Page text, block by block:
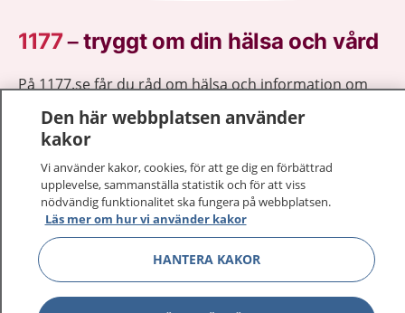
1177–tryggt om din hälsa och vård
På 1177.se får du råd om hälsa och information om
sjukdomar och vilka mottagningar du kan kontakta.
Logga in för att läsa din journal och göra dina
vårdärenden. Ring telefonnummer 1177 för
sjukvårdsrådgivning dygnet runt.
1177 ger dig råd när du vill må bättre.
Show
Den här webbplatsen använder
kakor
Vi använder kakor, cookies, för att ge dig en förbättrad
upplevelse, sammanställa statistik och för att viss
nödvändig funktionalitet ska fungera på webbplatsen.
Läs mer om hur vi använder kakor
HANTERA KAKOR